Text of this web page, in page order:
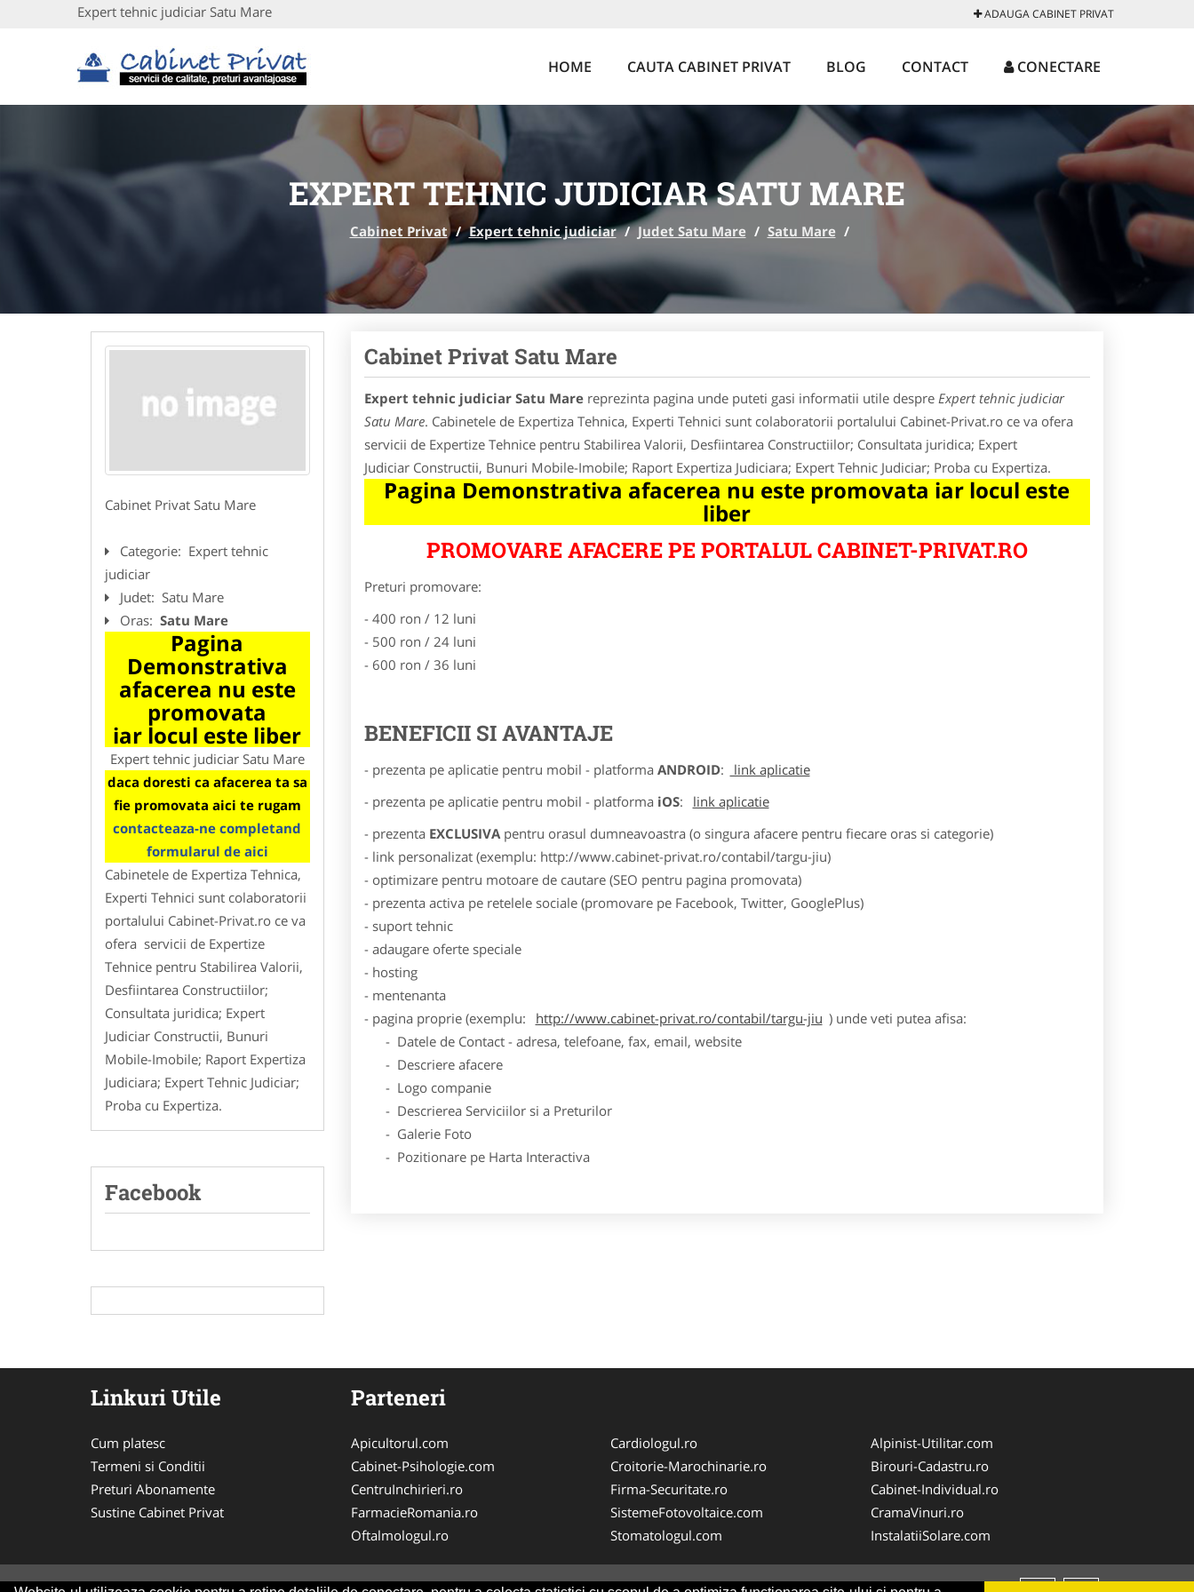
Expert tehnic judiciar Satu Mare ADAUGA CABINET PRIVAT
HOME CAUTA CABINET PRIVAT BLOG CONTACT CONECTARE
EXPERT TEHNIC JUDICIAR SATU MARE
Cabinet Privat / Expert tehnic judiciar / Judet Satu Mare / Satu Mare /
Cabinet Privat Satu Mare
Categorie: Expert tehnic
judiciar
Judet: Satu Mare
Oras: Satu Mare
Pagina
Demonstrativa
afacerea nu este
promovata
iar locul este liber
Expert tehnic judiciar Satu Mare
daca doresti ca afacerea ta sa
fie promovata aici te rugam
contacteaza-ne completand
formularul de aici
Cabinetele de Expertiza Tehnica,
Experti Tehnici sunt colaboratorii
portalului Cabinet-Privat.ro ce va
ofera servicii de Expertize
Tehnice pentru Stabilirea Valorii,
Desfiintarea Constructiilor;
Consultata juridica; Expert
Judiciar Constructii, Bunuri
Mobile-Imobile; Raport Expertiza
Judiciara; Expert Tehnic Judiciar;
Proba cu Expertiza.
Facebook
Cabinet Privat Satu Mare
Expert tehnic judiciar Satu Marereprezinta pagina unde puteti gasi informatii utile despre Expert tehnic judiciar
Satu Mare. Cabinetele de Expertiza Tehnica, Experti Tehnici sunt colaboratorii portalului Cabinet-Privat.ro ce va ofera
servicii de Expertize Tehnice pentru Stabilirea Valorii, Desfiintarea Constructiilor; Consultata juridica; Expert
Judiciar Constructii, Bunuri Mobile-Imobile; Raport Expertiza Judiciara; Expert Tehnic Judiciar; Proba cu Expertiza.
Pagina Demonstrativa afacerea nu este promovata iar locul este
liber
PROMOVARE AFACERE PE PORTALUL CABINET-PRIVAT.RO
Preturi promovare:
- 400 ron / 12 luni
- 500 ron / 24 luni
- 600 ron / 36 luni
BENEFICII SI AVANTAJE
- prezenta pe aplicatie pentru mobil - platforma ANDROID:
link aplicatie
- prezenta pe aplicatie pentru mobil - platforma iOS:
link aplicatie
- prezenta EXCLUSIVApentru orasul dumneavoastra (o singura afacere pentru fiecare oras si categorie)
- link personalizat (exemplu: http://www.cabinet-privat.ro/contabil/targu-jiu)
- optimizare pentru motoare de cautare (SEO pentru pagina promovata)
- prezenta activa pe retelele sociale (promovare pe Facebook, Twitter, GooglePlus)
- suport tehnic
- adaugare oferte speciale
- hosting
- mentenanta
- pagina proprie (exemplu:
http://www.cabinet-privat.ro/contabil/targu-jiu ) unde veti putea afisa:
- Datele de Contact - adresa, telefoane, fax, email, website
- Descriere afacere
- Logo companie
- Descrierea Serviciilor si a Preturilor
- Galerie Foto
- Pozitionare pe Harta Interactiva
Linkuri Utile
Cum platesc
Termeni si Conditii
Preturi Abonamente
Sustine Cabinet Privat
Parteneri
Apicultorul.com
Cabinet-Psihologie.com
CentruInchirieri.ro
FarmacieRomania.ro
Oftalmologul.ro
Cardiologul.ro
Croitorie-Marochinarie.ro
Firma-Securitate.ro
SistemeFotovoltaice.com
Stomatologul.com
Alpinist-Utilitar.com
Birouri-Cadastru.ro
Cabinet-Individual.ro
CramaVinuri.ro
InstalatiiSolare.com